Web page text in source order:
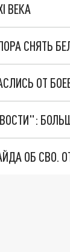
ВЕКА
СНЯТЬ
ОТ